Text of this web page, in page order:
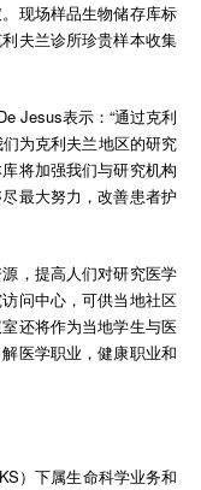
现场样品生物储存库标
夫兰诊所珍贵样本收集
Jesus表示：“通过克利
为克利夫兰地区的研究
将加强我们与研究机构
最大努力，改善患者护
，提高人们对研究医学
问中心，可供当地社区
还将作为当地学生与医
医学职业，健康职业和
）下属生命科学业务和